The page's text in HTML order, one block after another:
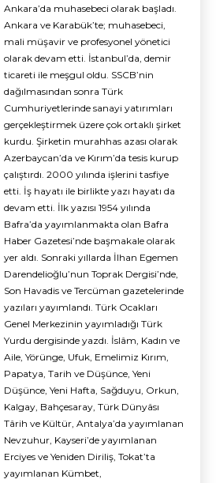
Ankara’da muhasebeci olarak başladı.
Ankara ve Karabük’te; muhasebeci,
mali müşavir ve profesyonel yönetici
olarak devam etti. İstanbul’da, demir
ticareti ile meşgul oldu. SSCB’nin
dağılmasından sonra Türk
Cumhuriyetlerinde sanayi yatırımları
gerçekleştirmek üzere çok ortaklı şirket
kurdu. Şirketin murahhas azası olarak
Azerbaycan’da ve Kırım’da tesis kurup
çalıştırdı. 2000 yılında işlerini tasfiye
etti. İş hayatı ile birlikte yazı hayatı da
devam etti. İlk yazısı 1954 yılında
Bafra’da yayımlanmakta olan Bafra
Haber Gazetesi’nde başmakale olarak
yer aldı. Sonraki yıllarda İlhan Egemen
Darendelioğlu’nun Toprak Dergisi’nde,
Son Havadis ve Tercüman gazetelerinde
yazıları yayımlandı. Türk Ocakları
Genel Merkezinin yayımladığı Türk
Yurdu dergisinde yazdı. İslâm, Kadın ve
Aile, Yörünge, Ufuk, Emelimiz Kırım,
Papatya, Tarih ve Düşünce, Yeni
Düşünce, Yeni Hafta, Sağduyu, Orkun,
Kalgay, Bahçesaray, Türk Dünyâsı
Târih ve Kültür, Antalya’da yayımlanan
Nevzuhur, Kayseri’de yayımlanan
Erciyes ve Yeniden Diriliş, Tokat’ta
yayımlanan Kümbet,